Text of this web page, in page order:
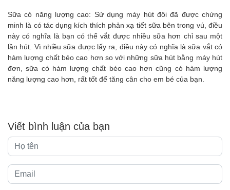
Sữa có năng lượng cao: Sử dụng máy hút đôi đã được chứng
minh là có tác dụng kích thích phản xạ tiết sữa bên trong vú, điều
này có nghĩa là bạn có thể vắt được nhiều sữa hơn chỉ sau một
lần hút. Vì nhiều sữa được lấy ra, điều này có nghĩa là sữa vắt có
hàm lượng chất béo cao hơn so với những sữa hút bằng máy hút
đơn, sữa có hàm lượng chất béo cao hơn cũng có hàm lượng
năng lượng cao hơn, rất tốt để tăng cân cho em bé của bạn.
Viết bình luận của bạn